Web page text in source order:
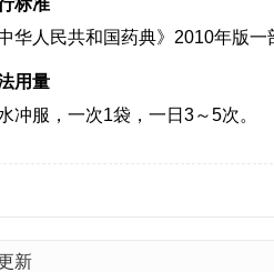
标准
中华人民共和国药典》2010年版一
用量
冲服，一次1袋，一日3～5次。
新